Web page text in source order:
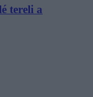
tereli a